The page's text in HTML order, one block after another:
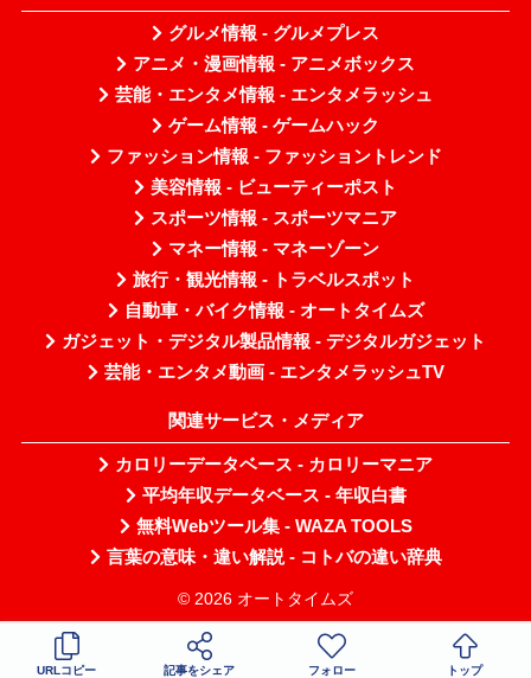
グルメ情報 - グルメプレス
アニメ・漫画情報 - アニメボックス
芸能・エンタメ情報 - エンタメラッシュ
ゲーム情報 - ゲームハック
ファッション情報 - ファッショントレンド
美容情報 - ビューティーポスト
スポーツ情報 - スポーツマニア
マネー情報 - マネーゾーン
旅行・観光情報 - トラベルスポット
自動車・バイク情報 - オートタイムズ
ガジェット・デジタル製品情報 - デジタルガジェット
芸能・エンタメ動画 - エンタメラッシュTV
関連サービス・メディア
カロリーデータベース - カロリーマニア
平均年収データベース - 年収白書
無料Webツール集 - WAZA TOOLS
言葉の意味・違い解説 - コトバの違い辞典
© 2026 オートタイムズ
URLコピー 記事をシェア フォロー トップ